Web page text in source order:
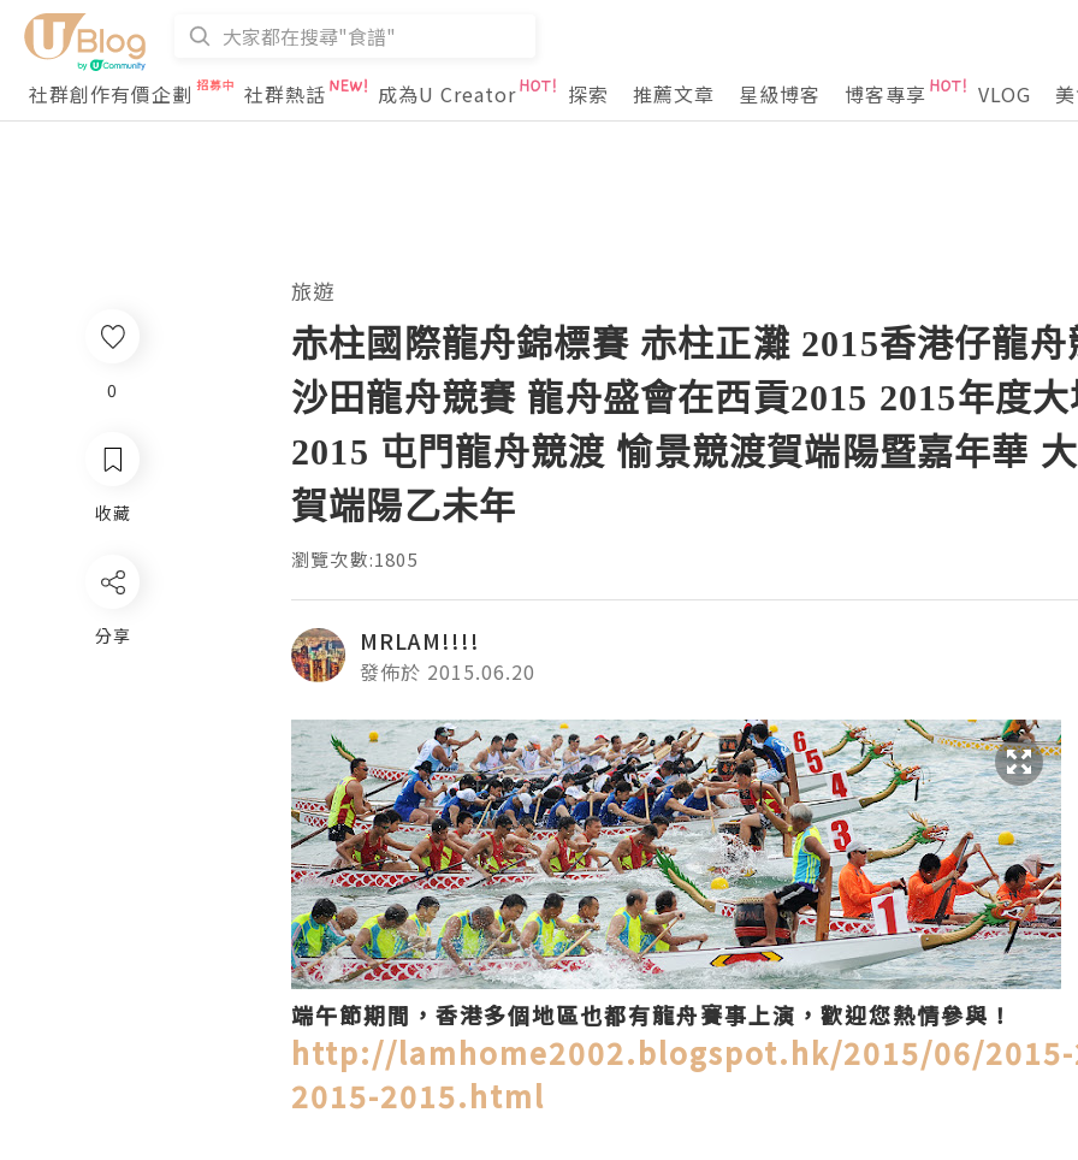
社群創作有價企劃 社群熱話 成為U Creator 探索 推薦文章 星級博客 博客專享 VLOG
0
收藏
分享
旅遊
赤柱國際龍舟錦標賽 赤柱正灘 2015香港仔龍
沙田龍舟競賽 龍舟盛會在西貢2015 2015年度
2015 屯門龍舟競渡 愉景競渡賀端陽暨嘉年華
賀端陽乙未年
瀏覽次數:1805
MRLAM!!!!
發佈於 2015.06.20
端午節期間，香港多個地區也都有龍舟賽事上演，歡迎您熱情參與！
http://lamhome2002.blogspot.hk/2015/06/2015-
2015-2015.html